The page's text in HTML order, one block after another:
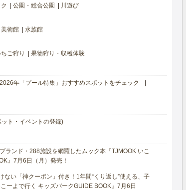
公園・総合公園 川遊び
美術館 水族館
ちご狩り 果物狩り・収穫体験
2026年「プール特集」おすすめスポットをチェック
ト・イベントの登録)
ランド・288施設を網羅したムック本『TJMOOK いこ
』7月6日（月）発売！
ない「神クーポン」付き！1年間“くり返し”使える、子
ーよで行く キッズパークGUIDE BOOK』7月6日